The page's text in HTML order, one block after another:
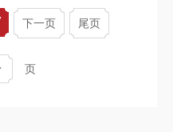
下一页 尾页
页